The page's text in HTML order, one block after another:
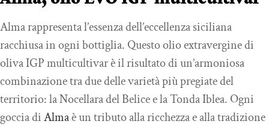
Alma rappresenta l’essenza dell’eccellenza siciliana
racchiusa in ogni bottiglia. Questo olio extravergine di
oliva IGP multicultivar è il risultato di un’armoniosa
combinazione tra due delle varietà più pregiate del
territorio: la Nocellara del Belice e la Tonda Iblea. Ogni
goccia diAlmaè un tributo alla ricchezza e alla tradizione